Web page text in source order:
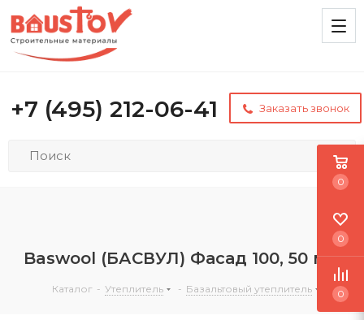
+7 (495) 212-06-41 Заказать звонок
Baswool (БАСВУЛ) Фасад 100, 50 мм
Каталог - Утеплитель - Базальтовый утеплитель
0
0
0